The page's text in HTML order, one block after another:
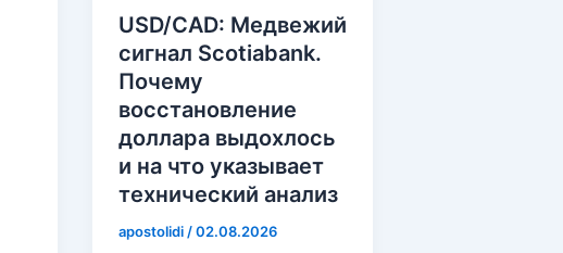
USD/CAD: Медвежий
сигнал Scotiabank.
Почему
восстановление
доллара выдохлось
и на что указывает
технический анализ
apostolidi /02.08.2026